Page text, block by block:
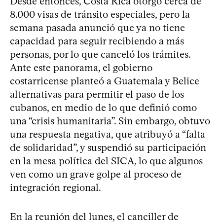
8.000 visas de tránsito especiales, pero la
semana pasada anunció que ya no tiene
capacidad para seguir recibiendo a más
personas, por lo que canceló los trámites.
Ante este panorama, el gobierno
costarricense planteó a Guatemala y Belice
alternativas para permitir el paso de los
cubanos, en medio de lo que definió como
una “crisis humanitaria”. Sin embargo, obtuvo
una respuesta negativa, que atribuyó a “falta
de solidaridad”, y suspendió su participación
en la mesa política del SICA, lo que algunos
ven como un grave golpe al proceso de
integración regional.
En la reunión del lunes, el canciller de